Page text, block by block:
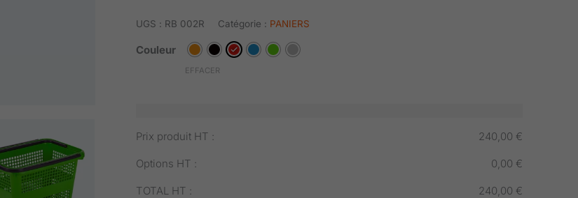
UGS : RB 002R Catégorie : PANIERS
Couleur
EFFACER
Prix produit HT : 240,00 €
Options HT : 0,00 €
TOTAL HT : 240,00 €